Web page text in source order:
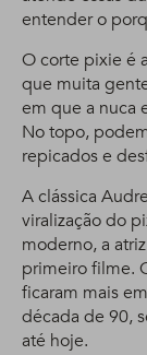
entender o
O corte pixie é
que muita
em que a nuca
No topo,
repicados e
A clássica
viralização do
moderno, a
primeiro filme.
ficaram mais
década de 90,
até hoje.